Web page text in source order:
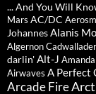
... And You Will
Mars AC/DC
JohannesAlanis
Algernon Cadwallader
darlin'Alt-J
Airwaves A Perfect
Arcade Fire